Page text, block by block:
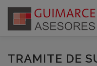
contenido
PRINCIPAL BLOG
TRAMITE DE